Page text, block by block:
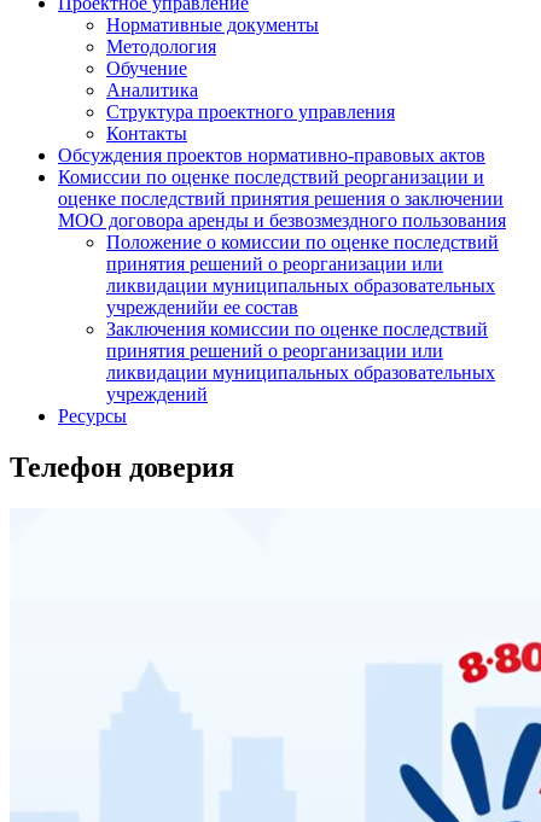
Нормативные документы
Методология
Обучение
Аналитика
Структура проектного управления
Контакты
Обсуждения проектов нормативно-правовых актов
Комиссии по оценке последствий реорганизации и
оценке последствий принятия решения о заключении
МОО договора аренды и безвозмездного пользования
Положение о комиссии по оценке последствий
принятия решений о реорганизации или
ликвидации муниципальных образовательных
учрежденийи ее состав
Заключения комиссии по оценке последствий
принятия решений о реорганизации или
ликвидации муниципальных образовательных
учреждений
Ресурсы
Телефон доверия